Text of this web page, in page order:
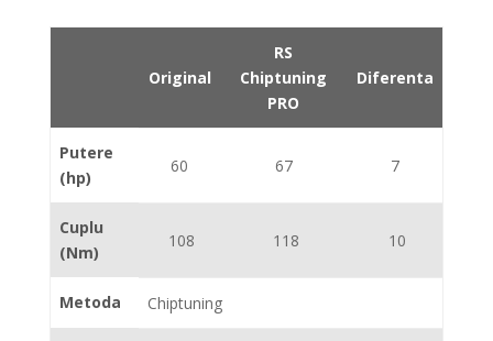
Original
RS
Chiptuning
PRO
Diferenta
Putere
(hp)
60 67 7
Cuplu
(Nm)
108 118 10
Metoda Chiptuning